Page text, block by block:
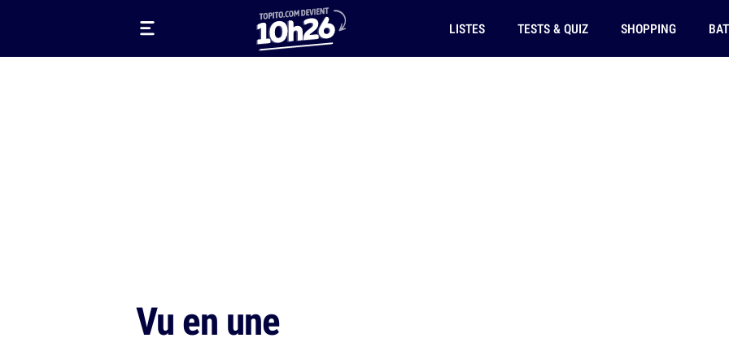
LISTES TESTS & QUIZ SHOPPING
Vu en une